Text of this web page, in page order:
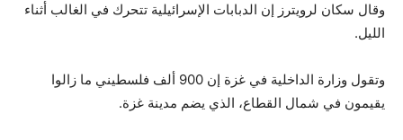
وقال سكان لرويترز إن الدبابات الإسرائيلية تتحرك في الغالب أثناء
الليل.
وتقول وزارة الداخلية في غزة إن 900 ألف فلسطيني ما زالوا
يقيمون في شمال القطاع، الذي يضم مدينة غزة.